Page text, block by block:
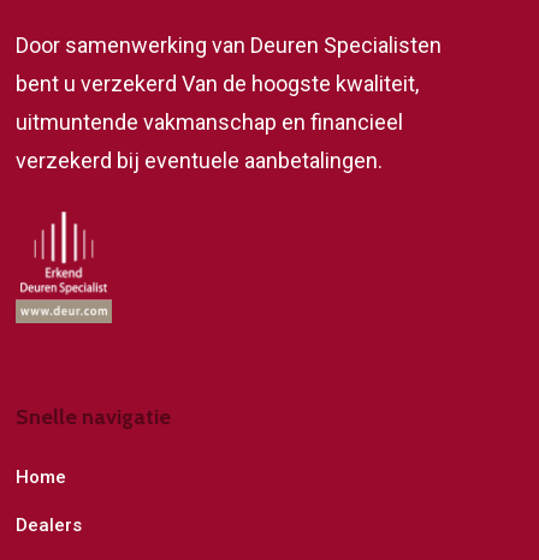
Door samenwerking van Deuren Specialisten
bent u verzekerd Van de hoogste kwaliteit,
uitmuntende vakmanschap en financieel
verzekerd bij eventuele aanbetalingen.
Snelle navigatie
Home
Dealers